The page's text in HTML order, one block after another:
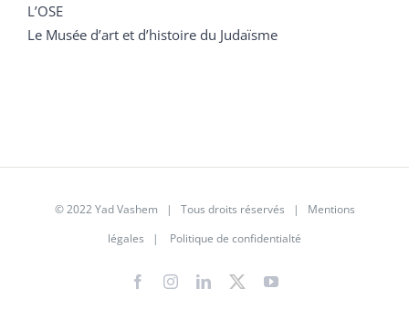
L’OSE
Le Musée d’art et d’histoire du Judaïsme
© 2022 Yad Vashem | Tous droits réservés | Mentions
légales | Politique de confidentialté
FacebookInstagramLinkedIn
X YouTube